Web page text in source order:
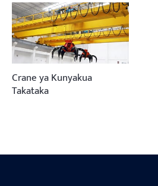
Crane ya Kunyakua
Takataka